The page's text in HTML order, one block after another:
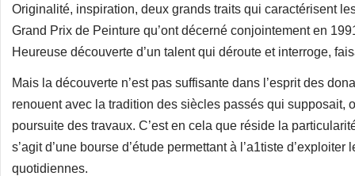
Originalité, inspiration, deux grands traits qui caractérisent
Grand Prix de Peinture qu’ont décerné conjointement en
Heureuse découverte d’un talent qui déroute et interroge,
Mais la découverte n’est pas suffisante dans l’esprit des
renouent avec la tradition des siècles passés qui supposait,
poursuite des travaux. C’est en cela que réside la
s’agit d’une bourse d’étude permettant à l’a1tiste
quotidiennes.